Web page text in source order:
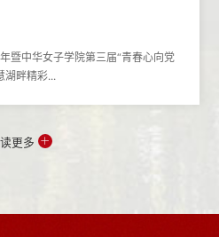
暨中华女子学院第三届“青春心向党
湖畔精彩...
更多